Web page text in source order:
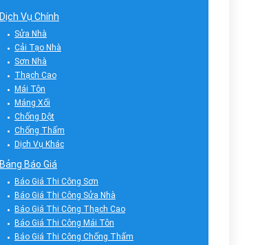
Dịch Vụ Chính
Sửa Nhà
Cải Tạo Nhà
Sơn Nhà
Thạch Cao
Mái Tôn
Máng Xối
Chống Dột
Chống Thấm
Dịch Vụ Khác
Bảng Báo Giá
Báo Giá Thi Công Sơn
Báo Giá Thi Công Sửa Nhà
Báo Giá Thi Công Thạch Cao
Báo Giá Thi Công Mái Tôn
Báo Giá Thi Công Chống Thấm